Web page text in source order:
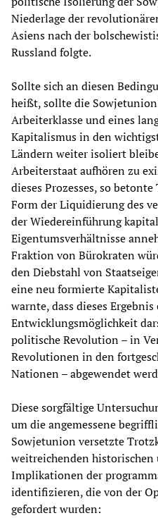
Niederlage der
Asiens nach der
Russland folgte.
Sollte sich an diesen
heißt, sollte die
Arbeiterklasse und eines
Kapitalismus in den
Ländern weiter isoliert
Arbeiterstaat aufhören zu
dieses Prozesses, so
Form der Liquidierung des
der Wiedereinführung
Eigentumsverhältnisse
Fraktion von Bürokraten
den Diebstahl von
eine neu formierte
warnte, dass dieses
Entwicklungsmöglichkeit
politische Revolution – in
Revolutionen in den
Nationen – abgewendet
Diese sorgfältige
um die angemessene
Sowjetunion versetzte
weitreichenden
Implikationen der
identifizieren, die von der
gefordert wurden: